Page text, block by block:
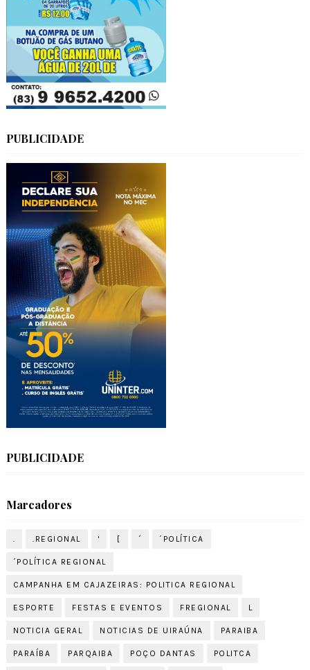
PUBLICIDADE
PUBLICIDADE
Marcadores
. .REGIONAL ' [ ´ ´POLÍTICA
´POLÍTICA REGIONAL
CAMPANHA EM CAJAZEIRAS: POLITICA REGIONAL
ESPORTE FESTAS E EVENTOS FREGIONAL L
NOTICIA GERAL NOTICIAS DE UIRAÚNA PARAIBA
PARAÍBA PARQAIBA POÇO DANTAS POLITCA